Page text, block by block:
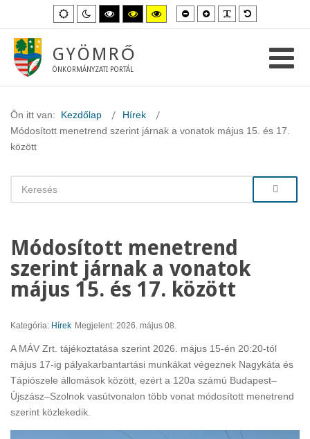
Alapértelmezett
mód
Éjszakai
mód
Magas
kontraszt
fekete-
mód.
Magas
kontraszt
fekete-
Magas
kontraszt
sárga-
Kisebb
betűméret
Nagyobb
betűméret
GYÖMRŐ
ÖNKORMÁNYZATI PORTÁL
Ön itt van: Kezdőlap
Hírek
Módosított menetrend szerint járnak a vonatok május 15. és 17.
között
Módosított menetrend
szerint járnak a vonatok
május 15. és 17. között
Kategória: Hírek Megjelent: 2026. május 08.
A MÁV Zrt. tájékoztatása szerint 2026. május 15-én 20:20-tól
május 17-ig pályakarbantartási munkákat végeznek Nagykáta és
Tápiószele állomások között, ezért a 120a számú Budapest–
Újszász–Szolnok vasútvonalon több vonat módosított menetrend
szerint közlekedik.